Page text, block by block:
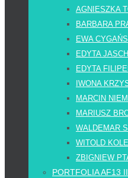
AGNIESZKA
BARBARA
EWA
EDYTA
EDYTA
IWONA
MARCIN
MARIUSZ
WALDEMAR
WITOLD
ZBIGNIEW
PORTFOLIA AF13 II